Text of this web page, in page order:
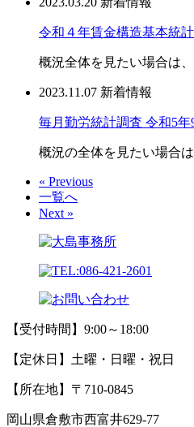
令和４年賃金構造基本統
概況全体を見たい場合は、
2023.11.07 新着情報
毎月勤労統計調査 令和5
概況の全体を見たい場合は
« Previous
一覧へ
Next »
【受付時間】9:00～18:00
【定休日】土曜・日曜・祝日
【所在地】〒710-0845
岡山県倉敷市西富井629-77